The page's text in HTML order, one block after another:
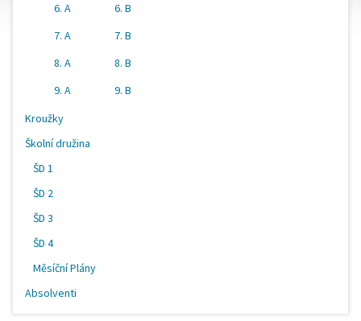
6. A
6. B
7. A
7. B
8. A
8. B
9. A
9. B
Kroužky
Školní družina
ŠD 1
ŠD 2
ŠD 3
ŠD 4
Měsíční Plány
Absolventi